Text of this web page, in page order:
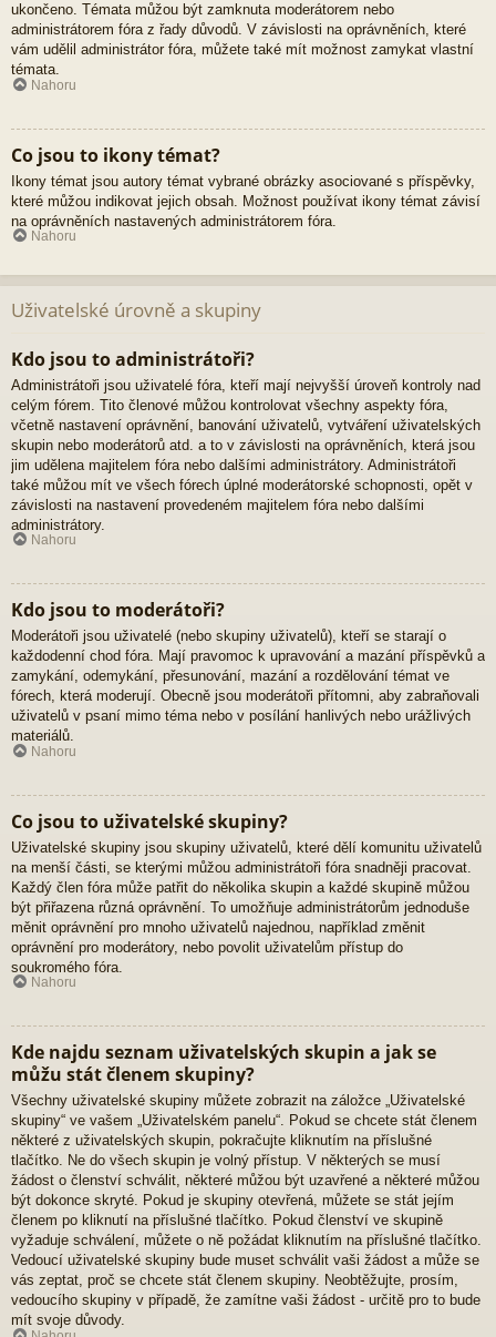
ukončeno. Témata můžou být zamknuta moderátorem nebo
administrátorem fóra z řady důvodů. V závislosti na oprávněních, které
vám udělil administrátor fóra, můžete také mít možnost zamykat vlastní
témata.
Nahoru
Co jsou to ikony témat?
Ikony témat jsou autory témat vybrané obrázky asociované s příspěvky,
které můžou indikovat jejich obsah. Možnost používat ikony témat závisí
na oprávněních nastavených administrátorem fóra.
Nahoru
Uživatelské úrovně a skupiny
Kdo jsou to administrátoři?
Administrátoři jsou uživatelé fóra, kteří mají nejvyšší úroveň kontroly nad
celým fórem. Tito členové můžou kontrolovat všechny aspekty fóra,
včetně nastavení oprávnění, banování uživatelů, vytváření uživatelských
skupin nebo moderátorů atd. a to v závislosti na oprávněních, která jsou
jim udělena majitelem fóra nebo dalšími administrátory. Administrátoři
také můžou mít ve všech fórech úplné moderátorské schopnosti, opět v
závislosti na nastavení provedeném majitelem fóra nebo dalšími
administrátory.
Nahoru
Kdo jsou to moderátoři?
Moderátoři jsou uživatelé (nebo skupiny uživatelů), kteří se starají o
každodenní chod fóra. Mají pravomoc k upravování a mazání příspěvků a
zamykání, odemykání, přesunování, mazání a rozdělování témat ve
fórech, která moderují. Obecně jsou moderátoři přítomni, aby zabraňovali
uživatelů v psaní mimo téma nebo v posílání hanlivých nebo urážlivých
materiálů.
Nahoru
Co jsou to uživatelské skupiny?
Uživatelské skupiny jsou skupiny uživatelů, které dělí komunitu uživatelů
na menší části, se kterými můžou administrátoři fóra snadněji pracovat.
Každý člen fóra může patřit do několika skupin a každé skupině můžou
být přiřazena různá oprávnění. To umožňuje administrátorům jednoduše
měnit oprávnění pro mnoho uživatelů najednou, například změnit
oprávnění pro moderátory, nebo povolit uživatelům přístup do
soukromého fóra.
Nahoru
Kde najdu seznam uživatelských skupin a jak se
můžu stát členem skupiny?
Všechny uživatelské skupiny můžete zobrazit na záložce „Uživatelské
skupiny“ ve vašem „Uživatelském panelu“. Pokud se chcete stát členem
některé z uživatelských skupin, pokračujte kliknutím na příslušné
tlačítko. Ne do všech skupin je volný přístup. V některých se musí
žádost o členství schválit, některé můžou být uzavřené a některé můžou
být dokonce skryté. Pokud je skupiny otevřená, můžete se stát jejím
členem po kliknutí na příslušné tlačítko. Pokud členství ve skupině
vyžaduje schválení, můžete o ně požádat kliknutím na příslušné tlačítko.
Vedoucí uživatelské skupiny bude muset schválit vaši žádost a může se
vás zeptat, proč se chcete stát členem skupiny. Neobtěžujte, prosím,
vedoucího skupiny v případě, že zamítne vaši žádost - určitě pro to bude
mít svoje důvody.